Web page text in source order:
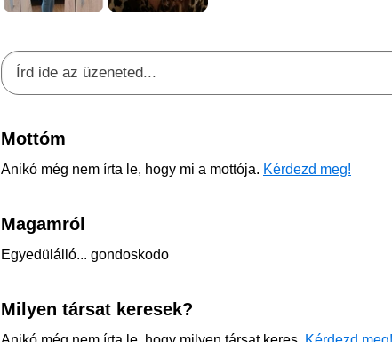
Mottóm
Anikó még nem írta le, hogy mi a mottója. Kérdezd meg!
Magamról
Egyedülálló... gondoskodo
Milyen társat keresek?